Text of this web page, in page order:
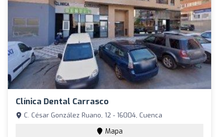
Clínica Dental Carrasco
C. César González Ruano, 12 - 16004, Cuenca
Mapa